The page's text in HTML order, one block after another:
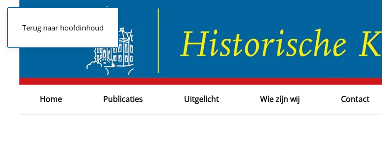
Terug naar hoofdinhoud
Home Publicaties Uitgelicht Wie zijn wij Contact